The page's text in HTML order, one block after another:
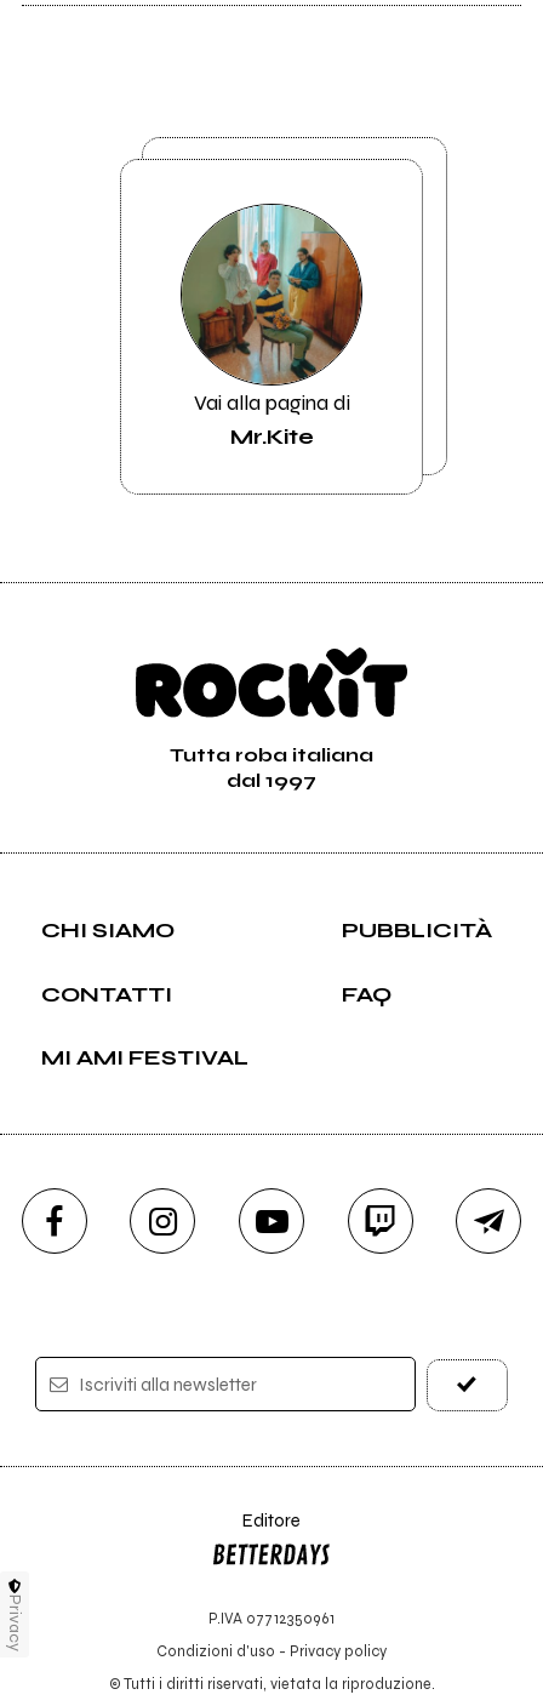
Vai alla pagina di
Mr.Kite
Tutta roba italiana
dal 1997
CHI SIAMO PUBBLICITÀ
CONTATTI FAQ
MI AMI FESTIVAL
Iscriviti alla newsletter
Editore
P.IVA 07712350961
Condizioni d'uso - Privacy policy
© Tutti i diritti riservati, vietata la riproduzione.
Privacy